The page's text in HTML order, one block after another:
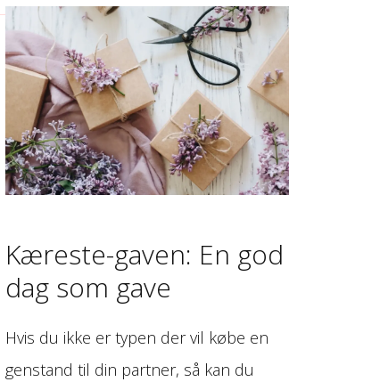
Kæreste-gaven: En god
dag som gave
Hvis du ikke er typen der vil købe en
genstand til din partner, så kan du